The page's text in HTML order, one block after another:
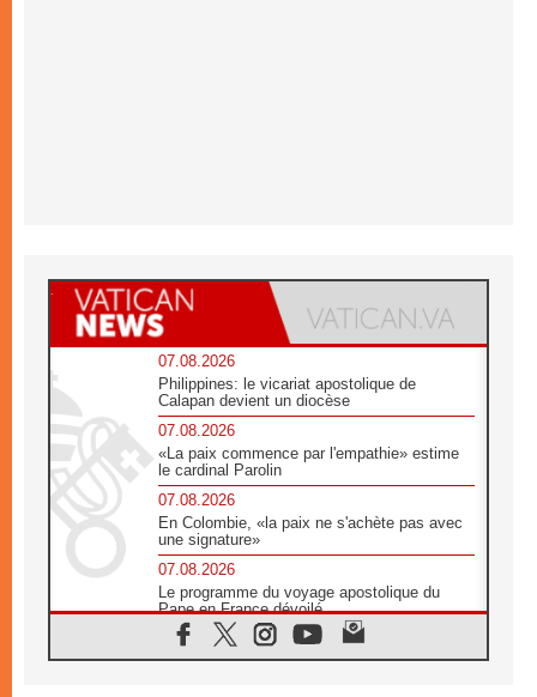
07.08.2026
Philippines: le vicariat apostolique de
Calapan devient un diocèse
07.08.2026
«La paix commence par l'empathie» estime
le cardinal Parolin
07.08.2026
En Colombie, «la paix ne s'achète pas avec
une signature»
07.08.2026
Le programme du voyage apostolique du
Pape en France dévoilé
07.08.2026
1ère Conférence continentale sur l'éducation